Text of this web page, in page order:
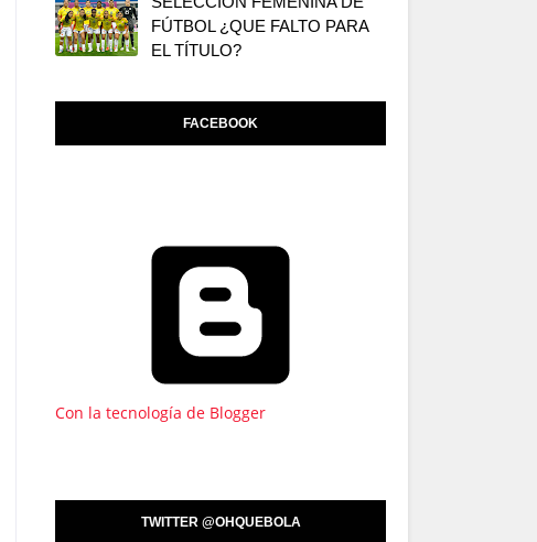
FÚTBOL ¿QUE FALTO PARA
EL TÍTULO?
FACEBOOK
Con la tecnología de Blogger
TWITTER @OHQUEBOLA